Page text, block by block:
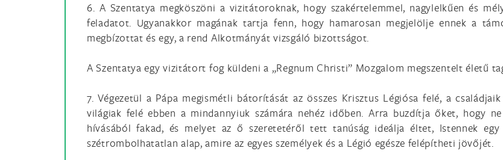
6. A Szentatya megköszöni a vizitátoroknak, hogy szakértelemmel, nagylelkűen és
feladatot. Ugyanakkor magának tartja fenn, hogy hamarosan megjelölje ennek a
megbízottat és egy, a rend Alkotmányát vizsgáló bizottságot.
A Szentatya egy vizitátort fog küldeni a „Regnum Christi” Mozgalom megszentelt életű
7. Végezetül a Pápa megismétli bátorítását az összes Krisztus Légiósa felé, a
világiak felé ebben a mindannyiuk számára nehéz időben. Arra buzdítja őket, hogy
hívásából fakad, és melyet az ő szeretetéről tett tanúság ideálja éltet, Istennek egy
szétrombolhatatlan alap, amire az egyes személyek és a Légió egésze felépítheti jövőjét.